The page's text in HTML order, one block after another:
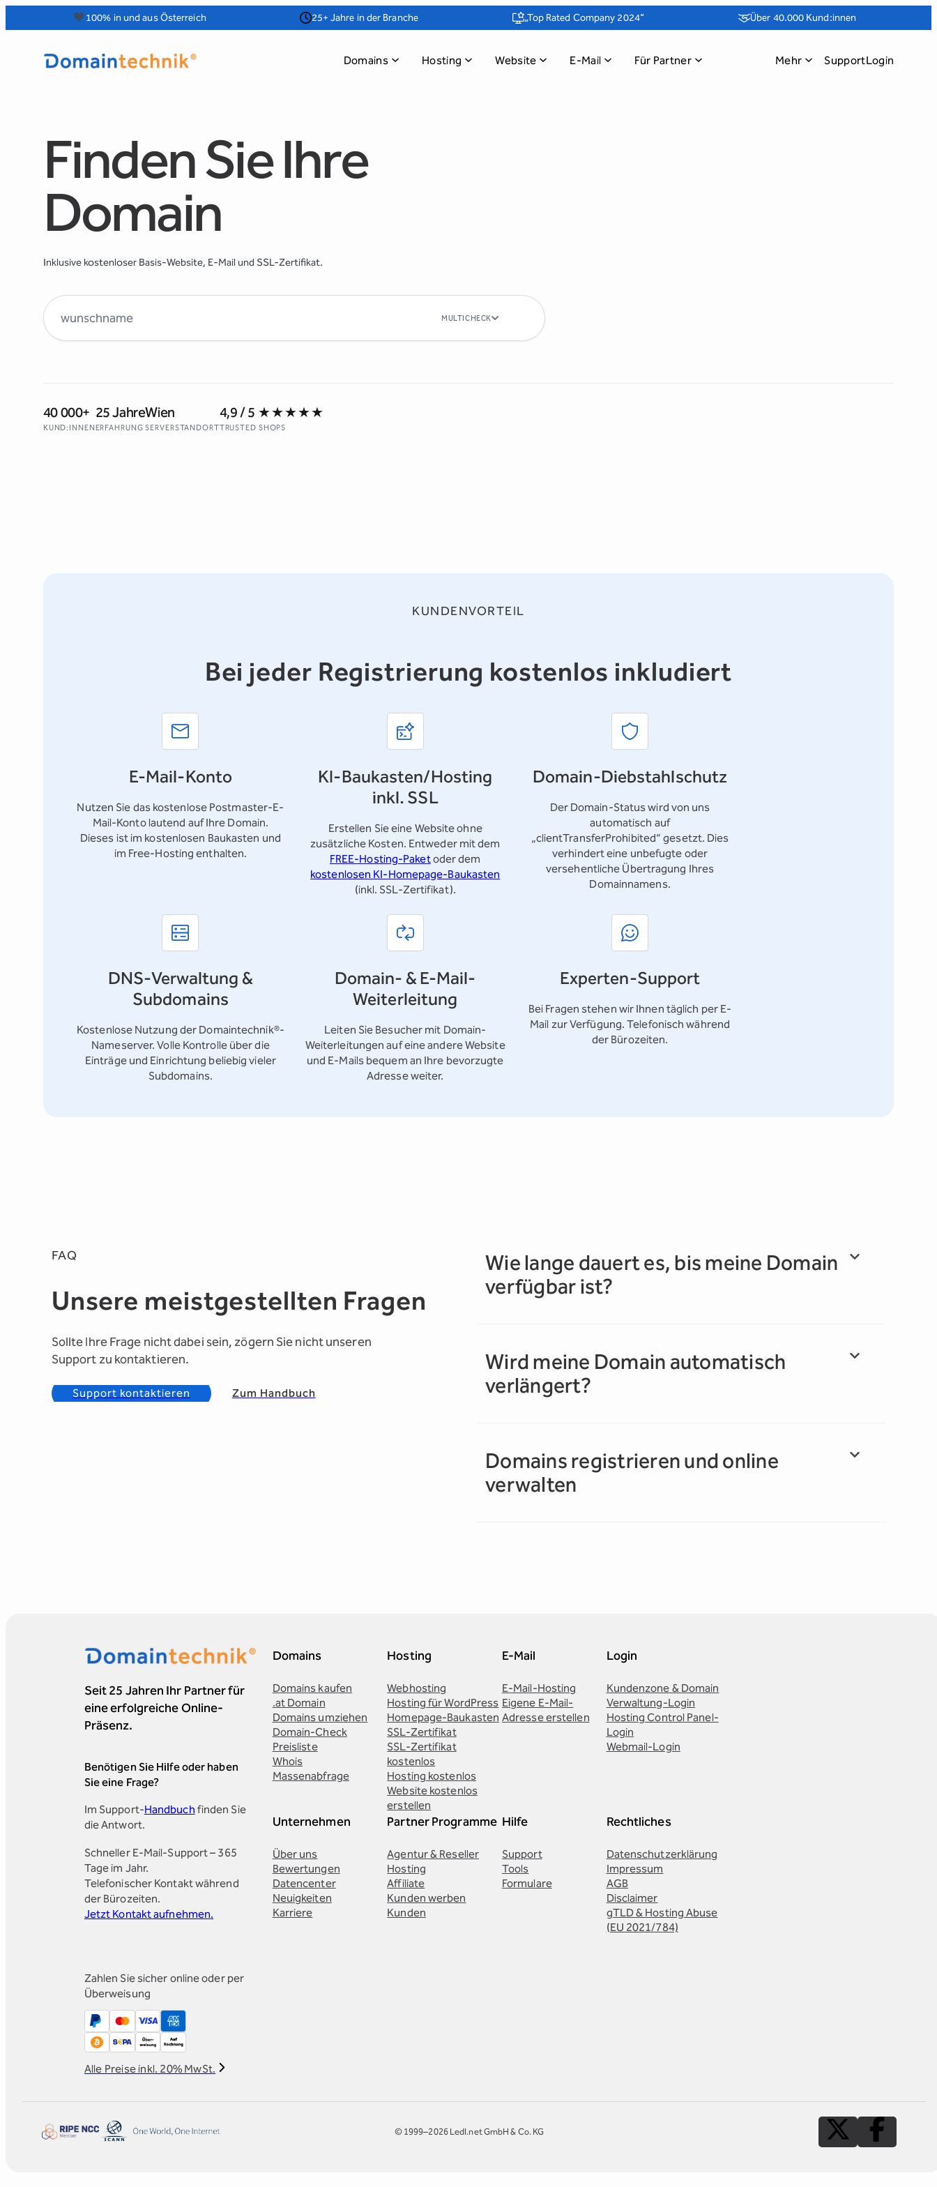
Inhalt
springen
🧡100% in und aus Österreich 25+ Jahre in der Branche „Top Rated Company 2024“ Über 40.000 Kund:innen
Domains Hosting Website E-Mail Für Partner Mehr SupportLogin
Finden Sie Ihre
Domain
Inklusive kostenloser Basis-Website, E-Mail und SSL-Zertifikat.
MULTICHECK
40 000+
KUND:INNEN
25 Jahre
ERFAHRUNG
Wien
SERVERSTANDORT
4,9 / 5 ★★★★★
TRUSTED SHOPS
KUNDENVORTEIL
Bei jeder Registrierung kostenlos inkludiert
E-Mail-Konto
Nutzen Sie das kostenlose Postmaster-E-
Mail-Kontolautend auf Ihre Domain.
Dieses ist im kostenlosen Baukasten und
im Free-Hosting enthalten.
KI-Baukasten/Hosting
inkl. SSL
Erstellen Sie eine Website ohne
zusätzliche Kosten. Entweder mit dem
FREE-Hosting-Paketoder dem
kostenlosen KI-Homepage-Baukasten
(inkl. SSL-Zertifikat).
Domain-Diebstahlschutz
Der Domain-Status wird von uns
automatisch auf
„clientTransferProhibited“ gesetzt. Dies
verhindert eine unbefugte oder
versehentliche Übertragung Ihres
Domainnamens.
DNS-Verwaltung &
Subdomains
Kostenlose Nutzung der Domaintechnik®-
Nameserver. Volle Kontrolle über die
Einträge und Einrichtung beliebig vieler
Subdomains.
Domain- & E-Mail-
Weiterleitung
Leiten Sie Besucher mit Domain-
Weiterleitungen auf eine andere Website
und E-Mails bequem an Ihre bevorzugte
Adresse weiter.
Experten-Support
Bei Fragen stehen wir Ihnen täglich per E-
Mail zur Verfügung. Telefonisch während
der Bürozeiten.
FAQ
Unsere meistgestellten Fragen
Sollte Ihre Frage nicht dabei sein, zögern Sie nicht unseren
Support zu kontaktieren.
Support kontaktieren Zum Handbuch
Wie lange dauert es, bis meine Domain
verfügbar ist?
Wird meine Domain automatisch
verlängert?
Domains registrieren und online
verwalten
Seit 25 Jahren Ihr Partner für
eine erfolgreiche Online-
Präsenz.
Benötigen Sie Hilfe oder haben
Sie eine Frage?
Im Support-Handbuch finden Sie
die Antwort.
Schneller E-Mail-Support – 365
Tage im Jahr.
Telefonischer Kontakt während
der Bürozeiten.
Jetzt Kontakt aufnehmen.
Zahlen Sie sicher online oder per
Überweisung
Alle Preise inkl. 20% MwSt.
Domains
Domains kaufen
.at Domain
Domains umziehen
Domain-Check
Preisliste
Whois
Massenabfrage
Hosting
Webhosting
Hosting für WordPress
Homepage-Baukasten
SSL-Zertifikat
SSL-Zertifikat
kostenlos
Hosting kostenlos
Website kostenlos
erstellen
E-Mail
E-Mail-Hosting
Eigene E-Mail-
Adresse erstellen
Login
Kundenzone & Domain
Verwaltung-Login
Hosting Control Panel-
Login
Webmail-Login
Unternehmen
Über uns
Bewertungen
Datencenter
Neuigkeiten
Karriere
Partner Programme
Agentur & Reseller
Hosting
Affiliate
Kunden werben
Kunden
Hilfe
Support
Tools
Formulare
Rechtliches
Datenschutzerklärung
Impressum
AGB
Disclaimer
gTLD & Hosting Abuse
(EU 2021/784)
© 1999–2026 Ledl.net GmbH & Co. KG